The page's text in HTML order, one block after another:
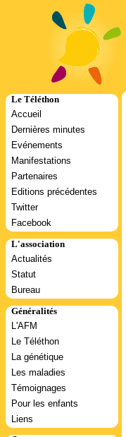
Le Téléthon
Accueil
Dernières minutes
Evénements
Manifestations
Partenaires
Editions précédentes
Twitter
Facebook
L'association
Actualités
Statut
Bureau
Généralités
L'AFM
Le Téléthon
La génétique
Les maladies
Témoignages
Pour les enfants
Liens